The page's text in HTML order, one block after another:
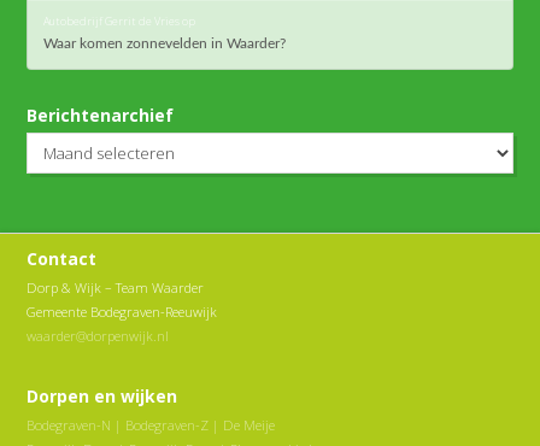
Autobedrijf Gerrit de Vries op
Waar komen zonnevelden in Waarder?
Berichtenarchief
Contact
Dorp & Wijk – Team Waarder
Gemeente Bodegraven-Reeuwijk
waarder@dorpenwijk.nl
Dorpen en wijken
Bodegraven-N | Bodegraven-Z | De Meije